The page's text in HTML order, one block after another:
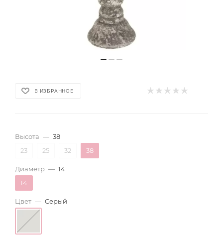
В ИЗБРАННОЕ
Высота — 38
23
25 32 38
Диаметр — 14
14
Цвет — Серый